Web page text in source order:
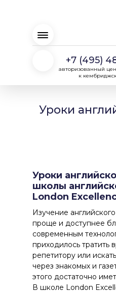
+7 (495)
авторизованный
к
Уроки
Уроки
школы
London
Изучение
проще и доступнее
современным
приходилось тратить
репетитору или
через знакомых и
этого достаточно
В школе London